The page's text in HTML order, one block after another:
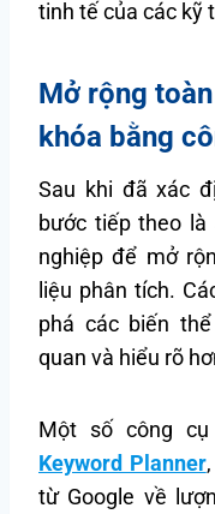
tinh tế của các kỹ
Mở rộng
khóa bằng
Sau khi đã xác
bước tiếp theo là
nghiệp để mở
liệu phân tích.
phá các biến
quan và hiểu rõ
Một số công
Keyword Planner
từ Google về